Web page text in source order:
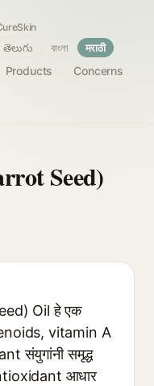
Products
Concerns
తెలుగు বাংলা मराठी
Seed)
Oil हे एक
vitamin A
संयुगांनी समृद्ध
आधार